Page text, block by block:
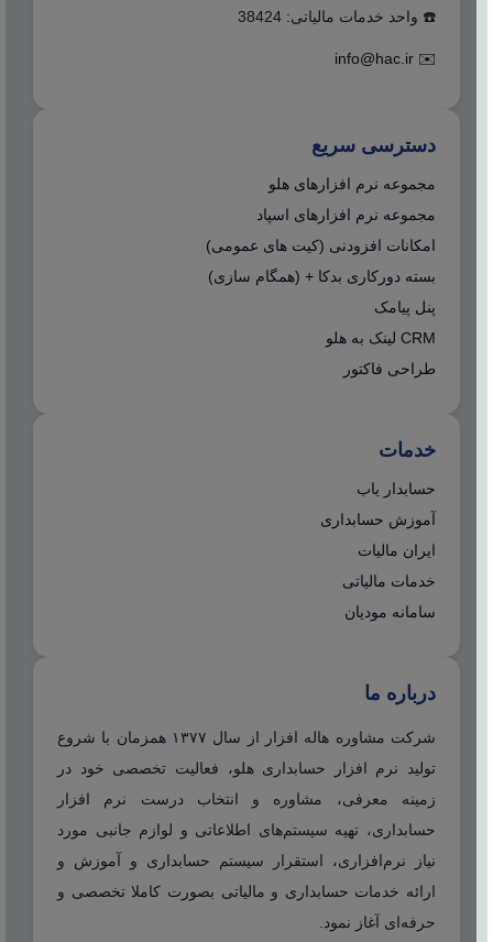
☎️ واحد خدمات مالیاتی: 38424
✉️
info@hac.ir
دسترسی سریع
مجموعه نرم افزارهای هلو
مجموعه نرم افزارهای اسپاد
امکانات افزودنی (کیت های عمومی)
بسته دورکاری بدکا + (همگام سازی)
پنل پیامک
CRM لینک به هلو
طراحی فاکتور
خدمات
حسابدار یاب
آموزش حسابداری
ایران مالیات
خدمات مالیاتی
سامانه مودیان
درباره ما
شرکت مشاوره هاله افزار از سال ۱۳۷۷ همزمان با شروع
تولید نرم افزار حسابداری هلو، فعالیت تخصصی خود در
زمینه معرفی، مشاوره و انتخاب درست نرم افزار
حسابداری، تهیه سیستم‌های اطلاعاتی و لوازم جانبی مورد
نیاز نرم‌افزاری، استقرار سیستم حسابداری و آموزش و
ارائه خدمات حسابداری و مالیاتی بصورت کاملا تخصصی و
حرفه‌ای آغاز نمود.